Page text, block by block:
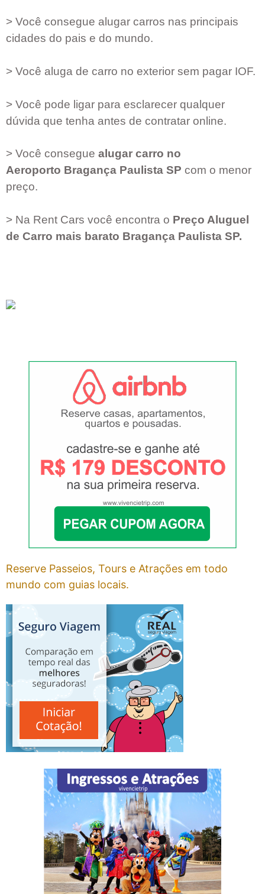
> Você consegue alugar carros nas principais
cidades do pais e do mundo.
> Você aluga de carro no exterior sem pagar IOF.
> Você pode ligar para esclarecer qualquer
dúvida que tenha antes de contratar online.
> Você consegue alugar carro no
Aeroporto Bragança Paulista SP com o menor
preço.
> Na Rent Cars você encontra o Preço Aluguel
de Carro mais barato Bragança Paulista SP.
Reserve Passeios, Tours e Atrações em todo
mundo com guias locais.